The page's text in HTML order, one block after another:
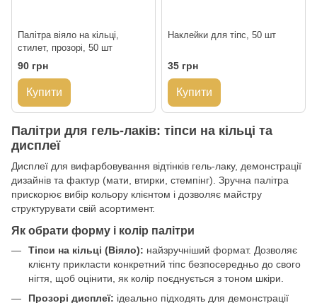
Палітра віяло на кільці,
стилет, прозорі, 50 шт
90 грн
Купити
Наклейки для тіпс, 50 шт
35 грн
Купити
Палітри для гель-лаків: тіпси на кільці та
дисплеї
Дисплеї для вифарбовування відтінків гель-лаку, демонстрації
дизайнів та фактур (мати, втирки, стемпінг). Зручна палітра
прискорює вибір кольору клієнтом і дозволяє майстру
структурувати свій асортимент.
Як обрати форму і колір палітри
Тіпси на кільці (Віяло): найзручніший формат. Дозволяє
клієнту прикласти конкретний тіпс безпосередньо до свого
нігтя, щоб оцінити, як колір поєднується з тоном шкіри.
Прозорі дисплеї: ідеально підходять для демонстрації